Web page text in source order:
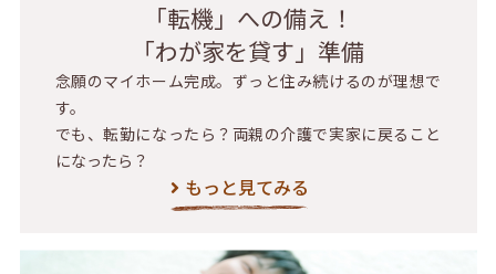
「転機」への備え！
「わが家を貸す」準備
念願のマイホーム完成。ずっと住み続けるのが理想で
す。
でも、転勤になったら？両親の介護で実家に戻ること
になったら？
もっと見てみる